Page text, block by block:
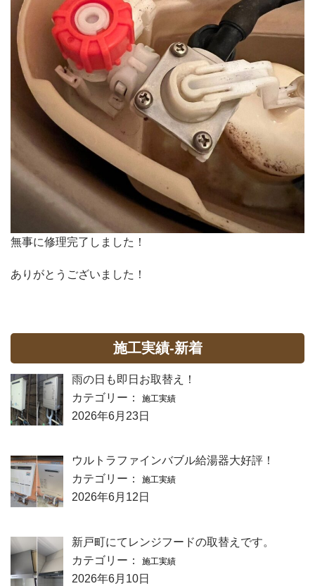
無事に修理完了しました！
ありがとうございました！
施工実績-新着
雨の日も即日お取替え！
カテゴリー：
施工実績
2026年6月23日
ウルトラファインバブル給湯器大好評！
カテゴリー：
施工実績
2026年6月12日
新戸町にてレンジフードの取替えです。
カテゴリー：
施工実績
2026年6月10日